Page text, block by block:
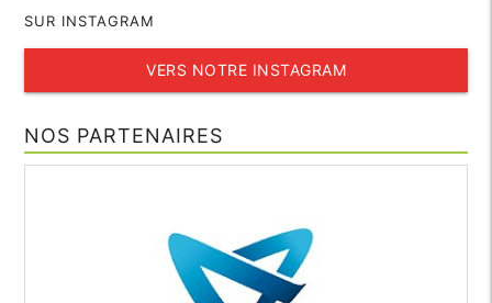
SUR INSTAGRAM
VERS NOTRE INSTAGRAM
NOS PARTENAIRES